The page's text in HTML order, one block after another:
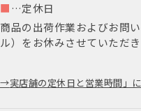
■ …定休日
商品の出荷作業およびお問
ル）をお休みさせていただき
実店舗の定休日と営業時間」